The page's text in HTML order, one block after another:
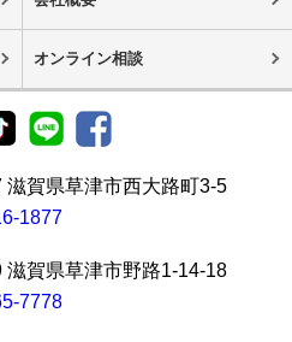
オンライン相談
滋賀県草津市西大路町3-5
1877
滋賀県草津市野路1-14-18
7778